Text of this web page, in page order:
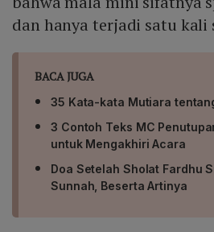
dan hanya terjadi satu kali
BACA JUGA
35 Kata-kata Mutiara
3 Contoh Teks MC
untuk Mengakhiri Acara
Doa Setelah Sholat Fardhu
Sunnah, Beserta Artinya